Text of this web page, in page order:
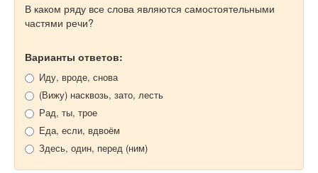
В каком ряду все слова являются самостоятельными
частями речи?
Варианты ответов:
Иду, вроде, снова
(Вижу) насквозь, зато, лесть
Рад, ты, трое
Еда, если, вдвоём
Здесь, один, перед (ним)